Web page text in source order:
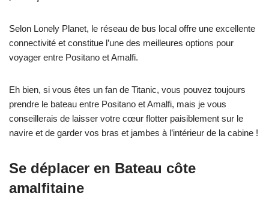
Selon Lonely Planet, le réseau de bus local offre une excellente
connectivité et constitue l’une des meilleures options pour
voyager entre Positano et Amalfi.
Eh bien, si vous êtes un fan de Titanic, vous pouvez toujours
prendre le bateau entre Positano et Amalfi, mais je vous
conseillerais de laisser votre cœur flotter paisiblement sur le
navire et de garder vos bras et jambes à l’intérieur de la cabine !
Se déplacer en Bateau côte
amalfitaine